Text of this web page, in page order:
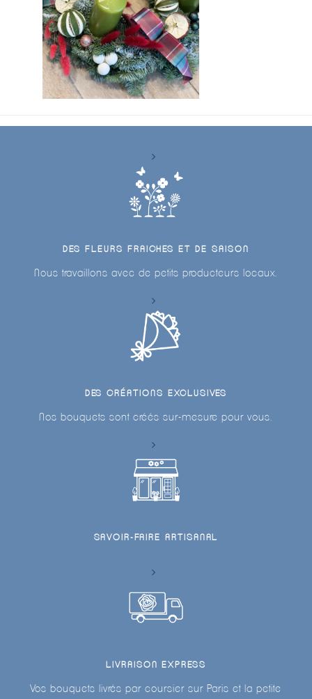
DES FLEURS FRAICHES ET DE SAISON
Nous travaillons avec de petits producteurs locaux.
DES CRÉATIONS EXCLUSIVES
Nos bouquets sont créés sur-mesure pour vous.
SAVOIR-FAIRE ARTISANAL
LIVRAISON EXPRESS
Vos bouquets livrés par coursier sur Paris et la petite